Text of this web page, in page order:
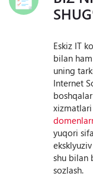
Eskiz IT
bilan
uning
Internet
yuqori
shu bilan
sozlash.